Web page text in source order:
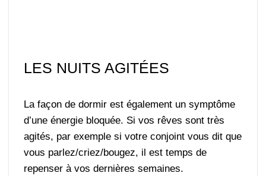
LES NUITS AGITÉES
La façon de dormir est également un symptôme
d’une énergie bloquée. Si vos rêves sont très
agités, par exemple si votre conjoint vous dit que
vous parlez/criez/bougez, il est temps de
repenser à vos dernières semaines.